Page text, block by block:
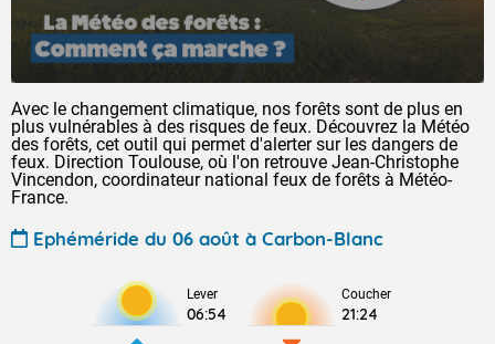
Avec le changement climatique, nos forêts sont de plus en
plus vulnérables à des risques de feux. Découvrez la Météo
des forêts, cet outil qui permet d'alerter sur les dangers de
feux. Direction Toulouse, où l'on retrouve Jean-Christophe
Vincendon, coordinateur national feux de forêts à Météo-
France.
Ephéméride du 06 août à Carbon-Blanc
Lever
06:54
Coucher
21:24